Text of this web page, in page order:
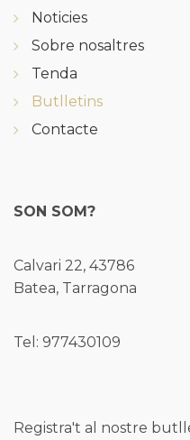
Noticies
Sobre nosaltres
Tenda
Butlletins
Contacte
SON SOM?
Calvari 22, 43786
Batea, Tarragona
Tel: 977430109
Registra't al nostre